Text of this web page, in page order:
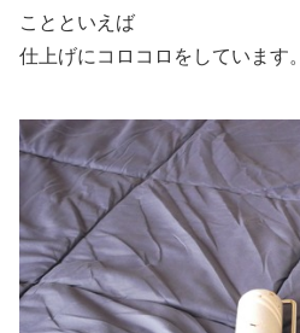
ことといえば
仕上げにコロコロをしています。